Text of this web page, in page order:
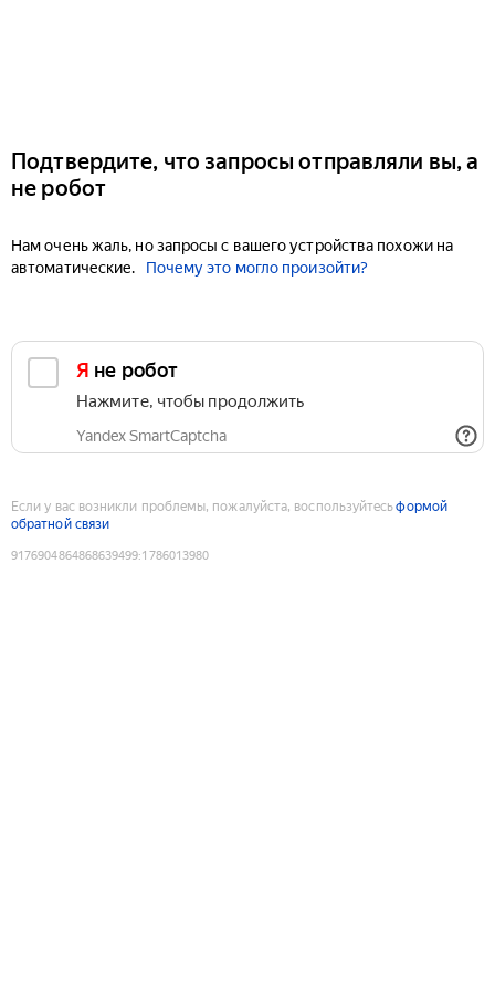
Подтвердите, что запросы отправляли вы, а
не робот
Нам очень жаль, но запросы с вашего устройства похожи на
автоматические.
Почему это могло произойти?
Я не робот
Нажмите, чтобы продолжить
Yandex SmartCaptcha
Если у вас возникли проблемы, пожалуйста, воспользуйтесьформой
обратной связи
9176904864868639499:1786013980